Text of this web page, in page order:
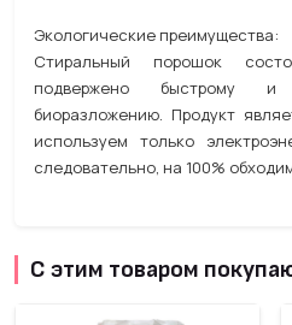
Экологические преимущества:
Стиральный порошок
подвержено быстрому и
биоразложению. Продукт
используем только
следовательно, на 100%
С этим товаром